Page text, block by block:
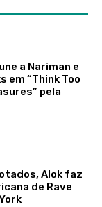
a Nariman e
“Think Too
pela
Alok faz
de Rave